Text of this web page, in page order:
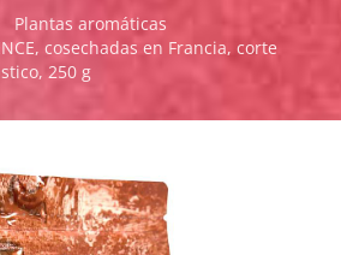
Plantas aromáticas
cosechadas en Francia, corte
250 g